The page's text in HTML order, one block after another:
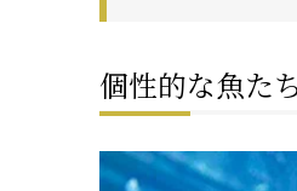
個性的な魚た